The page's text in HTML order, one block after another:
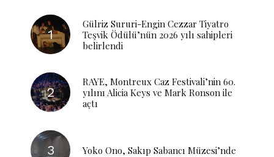
Gülriz Sururi-Engin Cezzar Tiyatro
Teşvik Ödülü’nün 2026 yılı sahipleri
belirlendi
RAYE, Montreux Caz Festivali’nin 60.
yılını Alicia Keys ve Mark Ronson ile
açtı
Yoko Ono, Sakıp Sabancı Müzesi’nde